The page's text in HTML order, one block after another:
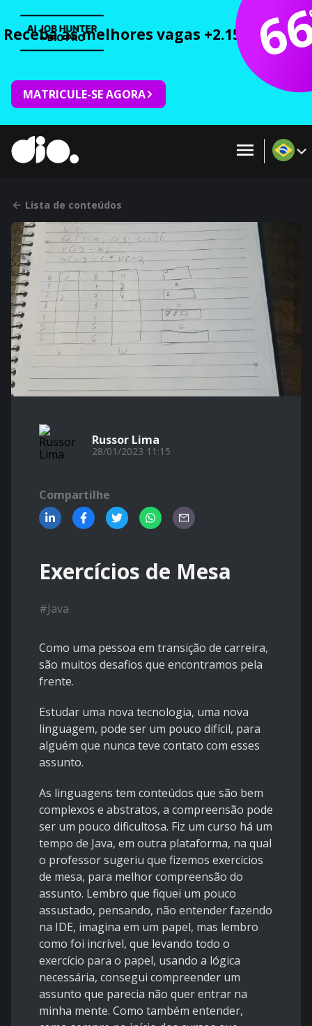
Receba as melhores vagas +2.150 cursos
MATRICULE-SE AGORA
Lista de conteúdos
Russor Lima
28/01/2023 11:15
Compartilhe
Exercícios de Mesa
#Java
Como uma pessoa em transição de carreira,
são muitos desafios que encontramos pela
frente.
Estudar uma nova tecnologia, uma nova
linguagem, pode ser um pouco difícil, para
alguém que nunca teve contato com esses
assunto.
As linguagens tem conteúdos que são bem
complexos e abstratos, a compreensão pode
ser um pouco dificultosa. Fiz um curso há um
tempo de Java, em outra plataforma, na qual
o professor sugeriu que fizemos exercícios
de mesa, para melhor compreensão do
assunto. Lembro que fiquei um pouco
assustado, pensando, não entender fazendo
na IDE, imagina em um papel, mas lembro
como foi incrível, que levando todo o
exercício para o papel, usando a lógica
necessária, consegui compreender um
assunto que parecia não quer entrar na
minha mente. Como também entender,